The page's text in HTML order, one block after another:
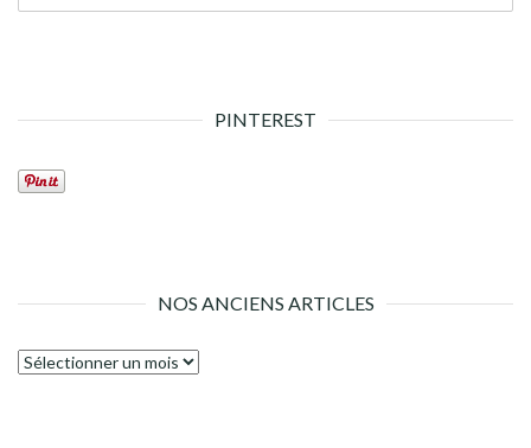
PINTEREST
NOS ANCIENS ARTICLES
Nos